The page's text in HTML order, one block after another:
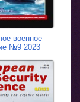
военное
№9 2023